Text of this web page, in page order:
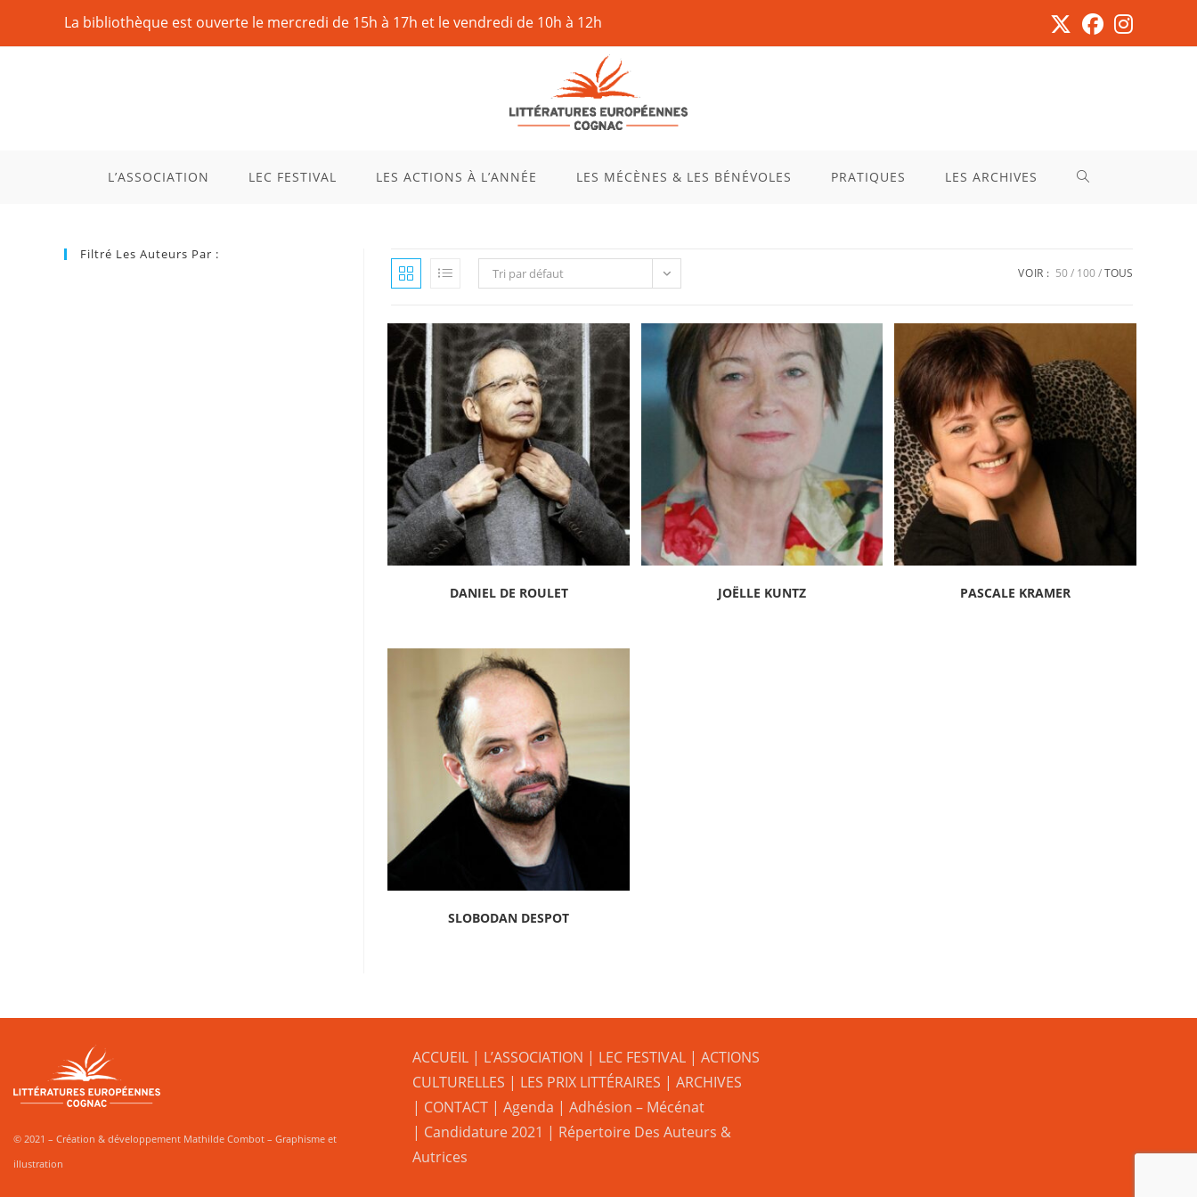
La bibliothèque est ouverte le mercredi de 15h à 17h et le vendredi de 10h à 12h
L’ASSOCIATION LEC FESTIVAL LES ACTIONS À L’ANNÉE LES MÉCÈNES & LES BÉNÉVOLES PRATIQUES LES ARCHIVES
Tri par défaut VOIR : 50 100 TOUS
DANIEL DE ROULET JOËLLE KUNTZ PASCALE KRAMER
SLOBODAN DESPOT
Filtré Les Auteurs Par :
© 2021 – Création & développement Mathilde Combot – Graphisme et
illustration
ACCUEIL| L’ASSOCIATION | LEC FESTIVAL| ACTIONS
CULTURELLES | LES PRIX LITTÉRAIRES | ARCHIVES
| CONTACT| Agenda | Adhésion – Mécénat
| Candidature 2021 | Répertoire Des Auteurs &
Autrices